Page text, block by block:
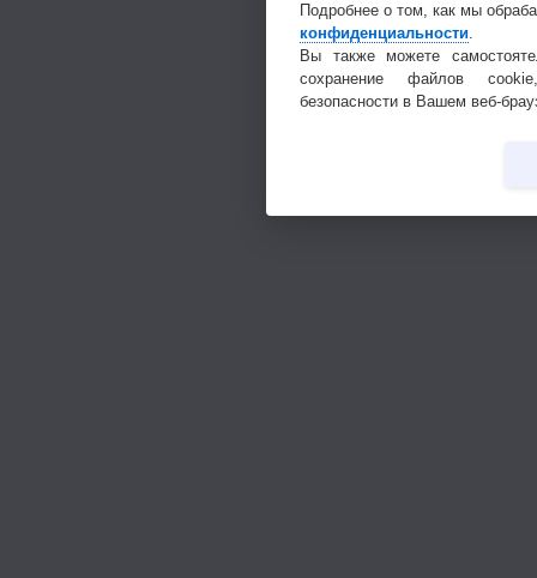
Подробнее о том, как мы
конфиденциальности
Вы также можете
сохранение файлов
безопасности в Вашем веб-